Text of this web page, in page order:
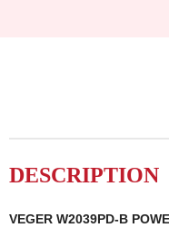
DESCRIPTION
VEGER W2039PD-B